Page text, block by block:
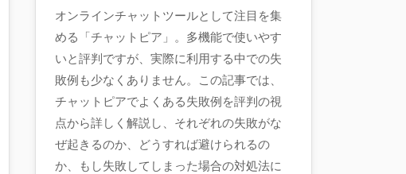
オンラインチャットツールとして注目を集
める「チャットピア」。多機能で使いやす
いと評判ですが、実際に利用する中での失
敗例も少なくありません。この記事では、
チャットピアでよくある失敗例を評判の視
点から詳しく解説し、それぞれの失敗がな
ぜ起きるのか、どうすれば避けられるの
か、もし失敗してしまった場合の対処法に